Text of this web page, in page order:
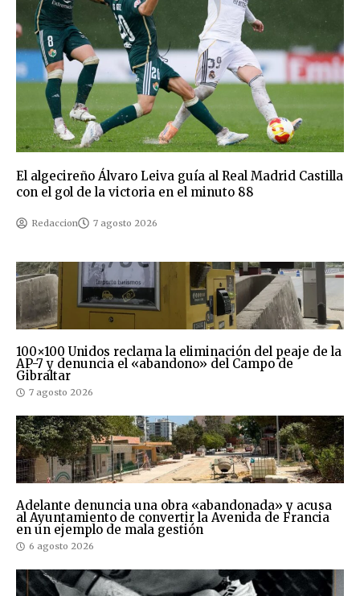
El algecireño Álvaro Leiva guía al Real Madrid Castilla
con el gol de la victoria en el minuto 88
Redaccion 7 agosto 2026
100×100 Unidos reclama la eliminación del peaje de la
AP-7 y denuncia el «abandono» del Campo de
Gibraltar
7 agosto 2026
Adelante denuncia una obra «abandonada» y acusa
al Ayuntamiento de convertir la Avenida de Francia
en un ejemplo de mala gestión
6 agosto 2026